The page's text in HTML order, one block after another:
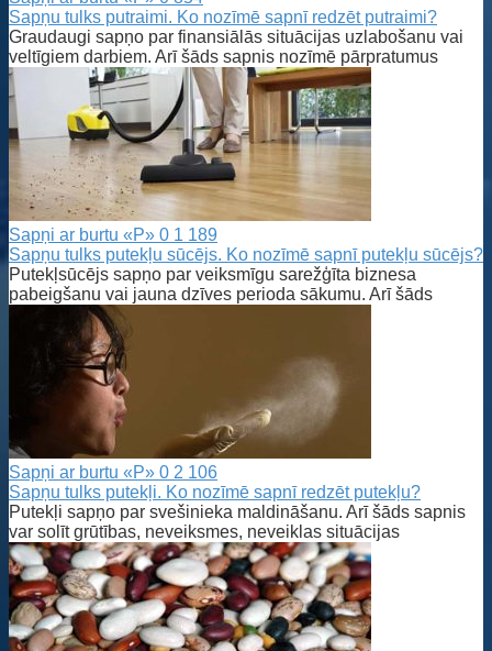
Sapņu tulks putraimi. Ko nozīmē sapnī redzēt putraimi?
Graudaugi sapņo par finansiālās situācijas uzlabošanu vai
veltīgiem darbiem. Arī šāds sapnis nozīmē pārpratumus
Sapņi ar burtu «P» 0 1 189
Sapņu tulks putekļu sūcējs. Ko nozīmē sapnī putekļu sūcējs?
Putekļsūcējs sapņo par veiksmīgu sarežģīta biznesa
pabeigšanu vai jauna dzīves perioda sākumu. Arī šāds
Sapņi ar burtu «P» 0 2 106
Sapņu tulks putekļi. Ko nozīmē sapnī redzēt putekļu?
Putekļi sapņo par svešinieka maldināšanu. Arī šāds sapnis
var solīt grūtības, neveiksmes, neveiklas situācijas